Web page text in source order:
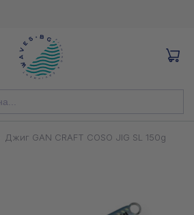
Джиг GAN CRAFT COSO JIG SL 150g